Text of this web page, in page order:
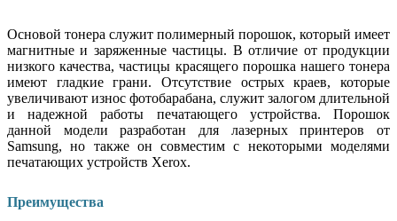
Основой тонера служит полимерный порошок, который имеет
магнитные и заряженные частицы. В отличие от продукции
низкого качества, частицы красящего порошка нашего тонера
имеют гладкие грани. Отсутствие острых краев, которые
увеличивают износ фотобарабана, служит залогом длительной
и надежной работы печатающего устройства. Порошок
данной модели разработан для лазерных принтеров от
Samsung, но также он совместим с некоторыми моделями
печатающих устройств Xerox.
Преимущества